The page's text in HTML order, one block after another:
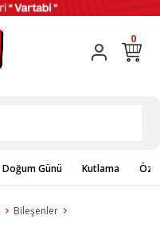
0
Doğum Günü Kutlama
Bileşenler